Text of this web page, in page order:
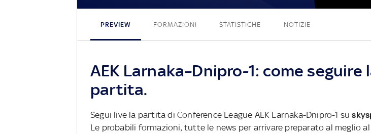
PREVIEW FORMAZIONI STATISTICHE NOTIZIE
AEK Larnaka–Dnipro-1: come seguire
partita.
Segui live la partita di Conference League AEK Larnaka-Dnipro-1 su
Le probabili formazioni, tutte le news per arrivare preparato al meglio